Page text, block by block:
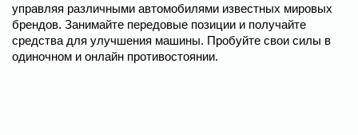
управляя различными автомобилями известных мировых
брендов. Занимайте передовые позиции и получайте
средства для улучшения машины. Пробуйте свои силы в
одиночном и онлайн противостоянии.